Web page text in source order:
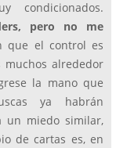
condicionados.
pero no me
que el control es
muchos alrededor
la mano que
ya habrán
un miedo similar,
de cartas es, en